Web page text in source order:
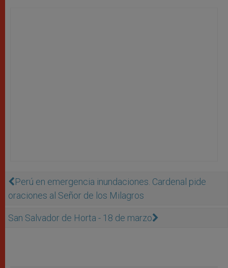
Perú en emergencia inundaciones. Cardenal pide
oraciones al Señor de los Milagros
San Salvador de Horta - 18 de marzo